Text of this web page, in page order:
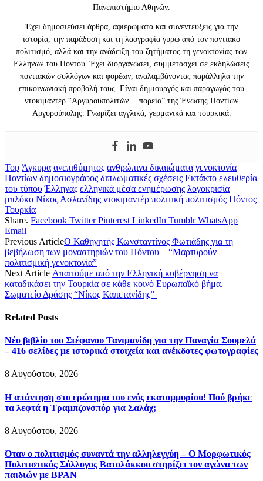
Πανεπιστήμιο Αθηνών.
Έχει δημοσιεύσει άρθρα, αφιερώματα και συνεντεύξεις για την
ιστορία, την παράδοση και τη λαογραφία γύρω από τον ποντιακό
πολιτισμό, αλλά και την ανάδειξη του ζητήματος τη γενοκτονίας των
Ελλήνων του Πόντου. Έχει διοργανώσει, συμμετάσχει σε εκδηλώσεις
ποντιακών συλλόγων και φορέων, αναλαμβάνοντας παράλληλα την
επικοινωνιακή προβολή τους. Είναι δημιουργός και παραγωγός του
ντοκιμαντέρ “Αργυρουπολιτών… πορεία” της Ένωσης Ποντίων
Αργυρούπολης. Γνωρίζει αγγλικά, γερμανικά και τουρκικά.
Top Άγκυρα ανεπιθύμητος ανθρώπινα δικαιώματα γενοκτονία
Ποντίων δημοσιογράφος διπλωματικές σχέσεις Εκτάκτο ελευθερία
του τύπου Έλληνας ελληνικά μέσα ενημέρωσης λογοκρισία
μπλόκο Νίκος Ασλανίδης ντοκιμαντέρ πολιτική πολιτισμός Πόντος
Τουρκία
Share. Facebook Twitter Pinterest LinkedIn Tumblr WhatsApp
Email
Previous ArticleΟ Καθηγητής Κωνσταντίνος Φωτιάδης για τη
βεβήλωση των μοναστηριών του Πόντου – “Μαρτυρούν
πολιτισμική γενοκτονία”
Next Article Απαιτούμε από την Ελληνική κυβέρνηση να
καταδικάσει την Τουρκία σε κάθε κοινό Ευρωπαϊκό βήμα. –
Σωματείο Δράσης “Νίκος Καπετανίδης”
Related Posts
Νέο βιβλίο του Στέφανου Τανιμανίδη για την Παναγία Σουμελά
– 416 σελίδες με ιστορικά στοιχεία και ανέκδοτες φωτογραφίες
8 Αυγούστου, 2026
Η απάντηση στο ερώτημα του ενός εκατομμυρίου! Πού βρήκε
τα λεφτά η Τραμπζονσπόρ για Σαλάχ;
8 Αυγούστου, 2026
Όταν ο πολιτισμός συναντά την αλληλεγγύη – Ο Μορφωτικός
Πολιτιστικός Σύλλογος Βατολάκκου στηρίζει τον αγώνα των
παιδιών με BPAN